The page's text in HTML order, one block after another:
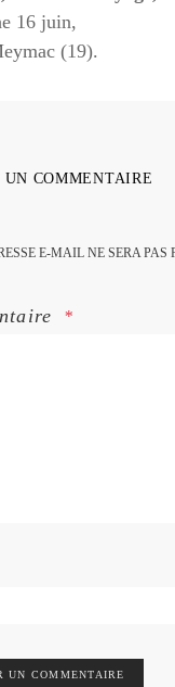
16 juin,
(19).
COMMENTAIRE
E-MAIL NE SERA PAS